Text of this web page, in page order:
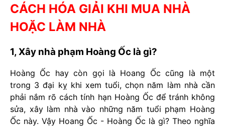
CÁCH HÓA GIẢI KHI MUA NHÀ
HOẶC LÀM NHÀ
1, Xây nhà phạm Hoàng Ốc là gì?
Hoàng Ốc hay còn gọi là Hoang Ốc cũng là một
trong 3 đại kỵ khi xem tuổi, chọn năm làm nhà cần
phải nắm rõ cách tính hạn Hoàng Ốc để tránh không
sửa, xây làm nhà vào những năm tuổi phạm Hoàng
Ốc này. Vậy Hoang Ốc - Hoàng Ốc là gì? Theo nghĩa